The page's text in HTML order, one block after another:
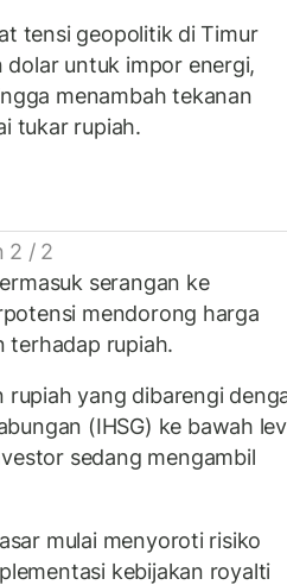
tensi geopolitik di Timur
untuk impor energi,
menambah tekanan
tukar rupiah.
2 / 2
serangan ke
mendorong harga
terhadap rupiah.
rupiah yang dibarengi
(IHSG) ke bawah
sedang mengambil
mulai menyoroti risiko
kebijakan royalti